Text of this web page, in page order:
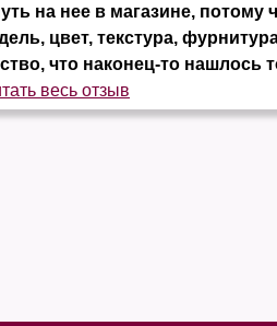
на нее в магазине, потому
цвет, текстура,
что наконец-то нашлось
весь отзыв